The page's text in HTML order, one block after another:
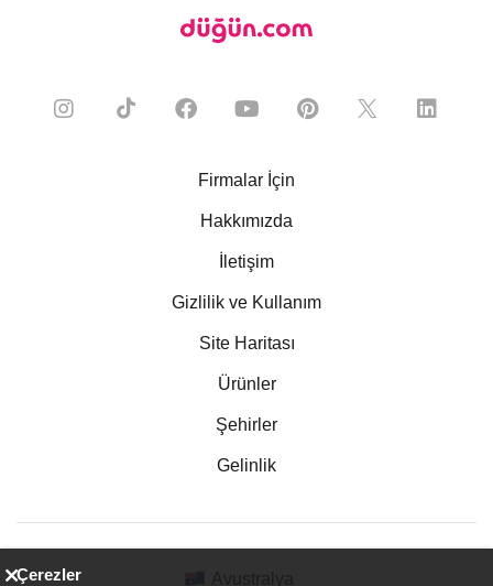
Firmalar İçin
Hakkımızda
İletişim
Gizlilik ve Kullanım
Site Haritası
Ürünler
Şehirler
Gelinlik
Çerezler